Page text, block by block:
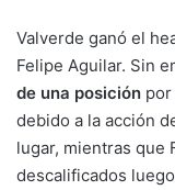
Valverde ganó el
Felipe Aguilar. Sin
de una posición
debido a la acción
lugar, mientras que
descalificados